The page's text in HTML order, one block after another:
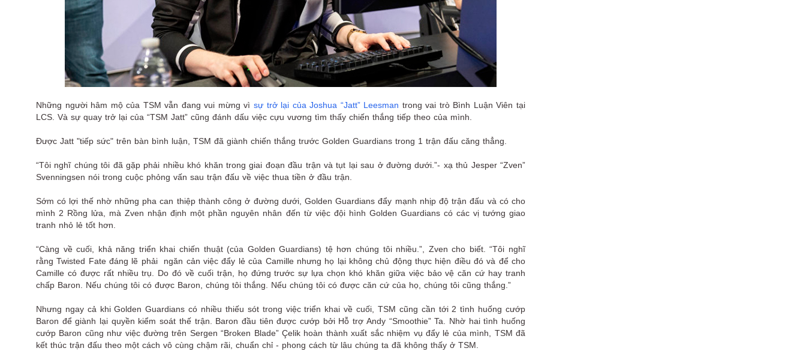
Những người hâm mộ của TSM vẫn đang vui mừng vì sự trở lại của Joshua “Jatt” Leesman trong vai trò Bình Luận Viên tại
LCS. Và sự quay trở lại của “TSM Jatt” cũng đánh dấu việc cựu vương tìm thấy chiến thắng tiếp theo của mình.
Được Jatt "tiếp sức" trên bàn bình luận, TSM đã giành chiến thắng trước Golden Guardians trong 1 trận đấu căng thẳng.
“Tôi nghĩ chúng tôi đã gặp phải nhiều khó khăn trong giai đoạn đầu trận và tụt lại sau ở đường dưới.”- xạ thủ Jesper “Zven”
Svenningsen nói trong cuộc phỏng vấn sau trận đấu về việc thua tiền ở đầu trận.
Sớm có lợi thế nhờ những pha can thiệp thành công ở đường dưới, Golden Guardians đẩy mạnh nhịp độ trận đấu và có cho
mình 2 Rồng lửa, mà Zven nhận định một phần nguyên nhân đến từ việc đội hình Golden Guardians có các vị tướng giao
tranh nhỏ lẻ tốt hơn.
“Càng về cuối, khả năng triển khai chiến thuật (của Golden Guardians) tệ hơn chúng tôi nhiều.”, Zven cho biết. “Tôi nghĩ
rằng Twisted Fate đáng lẽ phải ngăn cản việc đẩy lẻ của Camille nhưng họ lại không chủ động thực hiện điều đó và để cho
Camille có được rất nhiều trụ. Do đó về cuối trận, họ đứng trước sự lựa chọn khó khăn giữa việc bảo vệ căn cứ hay tranh
chấp Baron. Nếu chúng tôi có được Baron, chúng tôi thắng. Nếu chúng tôi có được căn cứ của họ, chúng tôi cũng thắng.”
Nhưng ngay cả khi Golden Guardians có nhiều thiếu sót trong việc triển khai về cuối, TSM cũng cần tới 2 tình huống cướp
Baron để giành lại quyền kiểm soát thế trận. Baron đầu tiên được cướp bởi Hỗ trợ Andy “Smoothie” Ta. Nhờ hai tình huống
cướp Baron cũng như việc đường trên Sergen “Broken Blade” Çelik hoàn thành xuất sắc nhiệm vụ đẩy lẻ của mình, TSM đã
kết thúc trận đấu theo một cách vô cùng chậm rãi, chuẩn chỉ - phong cách từ lâu chúng ta đã không thấy ở TSM.